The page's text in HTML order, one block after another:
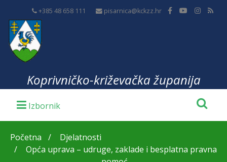
+385 48 658 111 pisarnica@kckzz.hr
Koprivničko-križevačka županija
Početna
Djelatnosti
Opća uprava – udruge, zaklade i besplatna pravna